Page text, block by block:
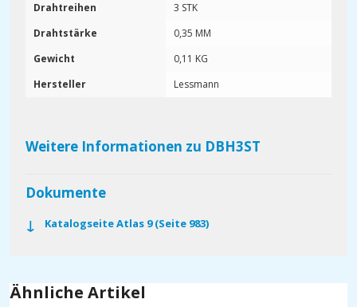
Drahtreihen
3 STK
Drahtstärke
0,35 MM
Gewicht
0,11 KG
Hersteller
Lessmann
Weitere Informationen zu DBH3ST
Dokumente
Katalogseite Atlas 9 (Seite 983)
Ähnliche Artikel